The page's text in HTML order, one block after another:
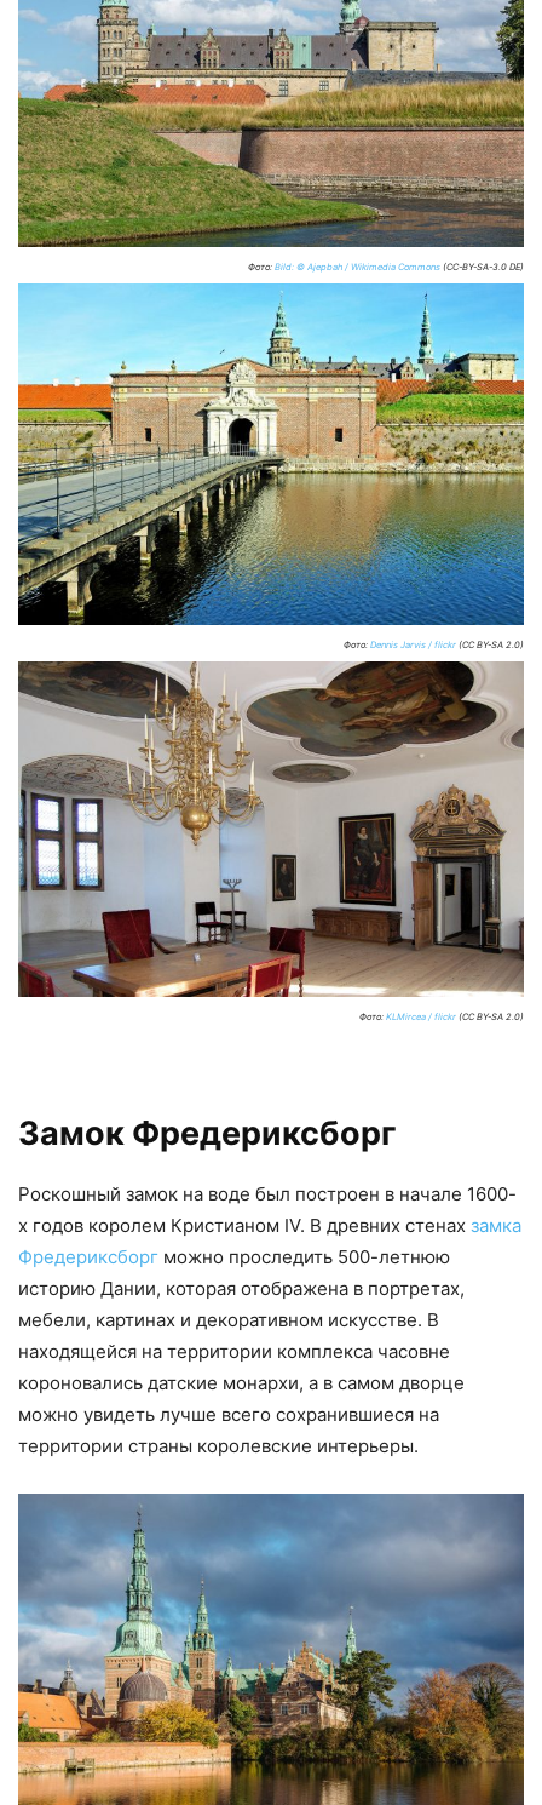
Фото: Bild: © Ajepbah / Wikimedia Commons (CC-BY-SA-3.0 DE)
Фото: Dennis Jarvis / flickr (CC BY-SA 2.0)
Фото: KLMircea / flickr (CC BY-SA 2.0)
Замок Фредериксборг
Роскошный замок на воде был построен в начале 1600-
х годов королем Кристианом IV. В древних стенах замка
Фредериксборг можно проследить 500-летнюю
историю Дании, которая отображена в портретах,
мебели, картинах и декоративном искусстве. В
находящейся на территории комплекса часовне
короновались датские монархи, а в самом дворце
можно увидеть лучше всего сохранившиеся на
территории страны королевские интерьеры.